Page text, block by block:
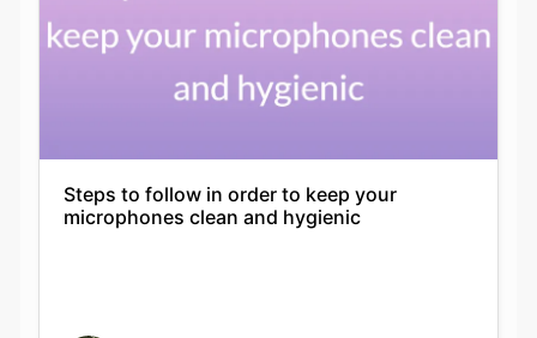
Steps to follow in order to keep your
microphones clean and hygienic